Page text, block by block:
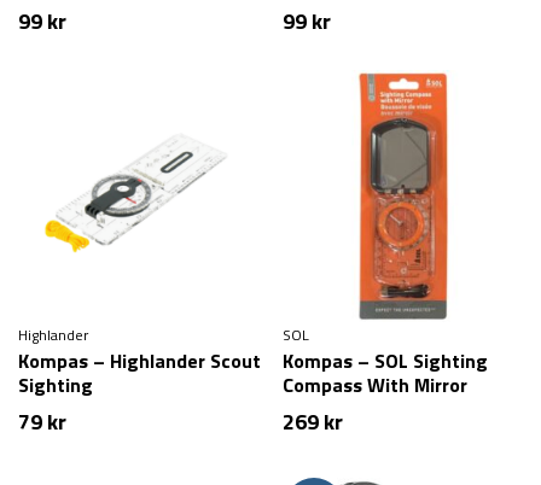
99kr 99kr
Highlander
Kompas – Highlander Scout
Sighting
79kr
SOL
Kompas – SOL Sighting
Compass With Mirror
269kr